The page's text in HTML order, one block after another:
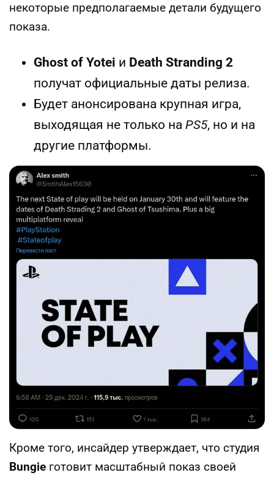
некоторые предполагаемые детали будущего
показа.
Ghost of Yotei и Death Stranding 2
получат официальные даты релиза.
Будет анонсирована крупная игра,
выходящая не только на PS5, но и на
другие платформы.
Кроме того, инсайдер утверждает, что студия
Bungie готовит масштабный показ своей